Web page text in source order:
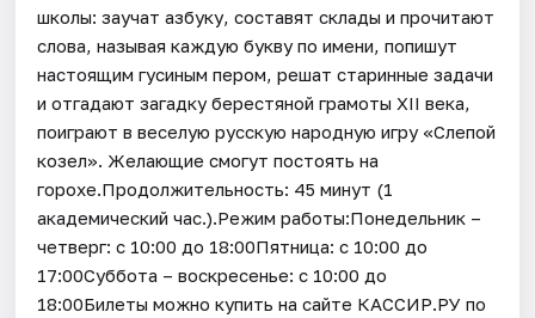
школы: заучат азбуку, составят склады и прочитают
слова, называя каждую букву по имени, попишут
настоящим гусиным пером, решат старинные задачи
и отгадают загадку берестяной грамоты XII века,
поиграют в веселую русскую народную игру «Слепой
козел». Желающие смогут постоять на
горохе.Продолжительность: 45 минут (1
академический час.).Режим работы:Понедельник –
четверг: с 10:00 до 18:00Пятница: с 10:00 до
17:00Суббота – воскресенье: с 10:00 до
18:00Билеты можно купить на сайте КАССИР.РУ по